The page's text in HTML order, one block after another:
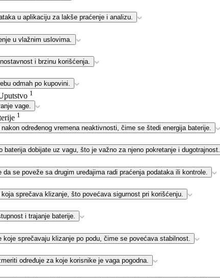
u aplikaciju za lakše praćenje i analizu.
u vlažnim uslovima.
i brzinu korišćenja.
odmah po kupovini.
1
vage.
1
određenog vremena neaktivnosti, čime se štedi energija baterije.
baterija dobijate uz vagu, što je važno za njeno pokretanje i dugotrajnost.
se poveže sa drugim uređajima radi praćenja podataka ili kontrole.
sprečava klizanje, što povećava sigurnost pri korišćenju.
i trajanje baterije.
sprečavaju klizanje po podu, čime se povećava stabilnost.
određuje za koje korisnike je vaga pogodna.